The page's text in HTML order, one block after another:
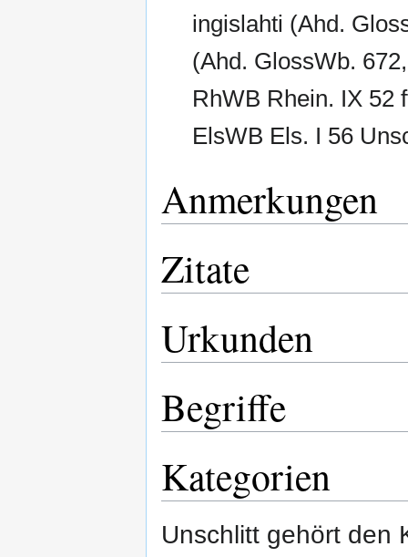
ingislahti (Ahd.
(Ahd. GlossWb.
RhWB Rhein. IX 52
ElsWB Els. I 56
Anmerkungen
Zitate
Urkunden
Begriffe
Kategorien
Unschlitt gehört den